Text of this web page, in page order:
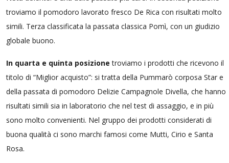
troviamo il pomodoro lavorato fresco De Rica con risultati molto
simili. Terza classificata la passata classica Pomì, con un giudizio
globale buono.
In quarta e quinta posizione troviamo i prodotti che ricevono il
titolo di “Miglior acquisto”: si tratta della Pummarò corposa Star e
della passata di pomodoro Delizie Campagnole Divella, che hanno
risultati simili sia in laboratorio che nel test di assaggio, e in più
sono molto convenienti. Nel gruppo dei prodotti considerati di
buona qualità ci sono marchi famosi come Mutti, Cirio e Santa
Rosa.